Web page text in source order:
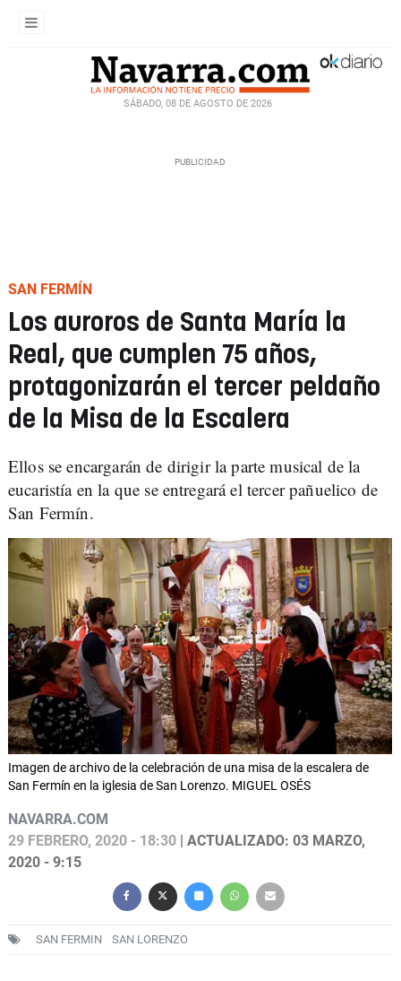
SÁBADO, 08 DE AGOSTO DE 2026
SAN FERMÍN
Los auroros de Santa María la
Real, que cumplen 75 años,
protagonizarán el tercer peldaño
de la Misa de la Escalera
Ellos se encargarán de dirigir la parte musical de la
eucaristía en la que se entregará el tercer pañuelico de
San Fermín.
Imagen de archivo de la celebración de una misa de la escalera de
San Fermín en la iglesia de San Lorenzo. MIGUEL OSÉS
NAVARRA.COM
29 FEBRERO, 2020 - 18:30 | ACTUALIZADO: 03 MARZO,
2020 - 9:15
SAN FERMIN SAN LORENZO